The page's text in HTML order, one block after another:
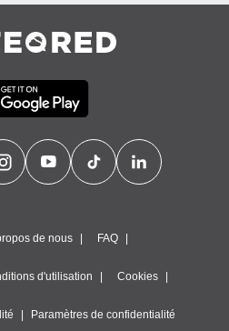
de nous FAQ
d'utilisation Cookies
Paramètres de confidentialité